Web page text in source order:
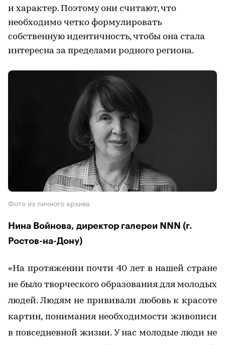
и характер. Поэтому они считают, что
необходимо четко формулировать
собственную идентичность, чтобы она стала
интересна за пределами родного региона.
Фото из личного архива
Нина Войнова, директор галереи NNN (г.
Ростов-на-Дону)
​«На протяжении почти 40 лет в нашей стране
не было творческого образования для молодых
людей. Людям не прививали любовь к красоте
картин, понимания необходимости живописи
в повседневной жизни. У нас молодые люди не